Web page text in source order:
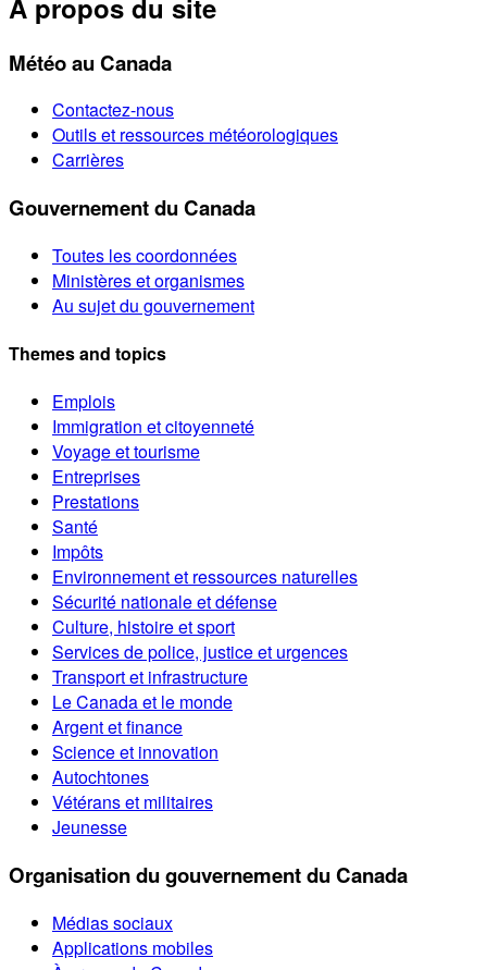
Météo au Canada
Contactez-nous
Outils et ressources météorologiques
Carrières
Gouvernement du Canada
Toutes les coordonnées
Ministères et organismes
Au sujet du gouvernement
Themes and topics
Emplois
Immigration et citoyenneté
Voyage et tourisme
Entreprises
Prestations
Santé
Impôts
Environnement et ressources naturelles
Sécurité nationale et défense
Culture, histoire et sport
Services de police, justice et urgences
Transport et infrastructure
Le Canada et le monde
Argent et finance
Science et innovation
Autochtones
Vétérans et militaires
Jeunesse
Organisation du gouvernement du Canada
Médias sociaux
Applications mobiles